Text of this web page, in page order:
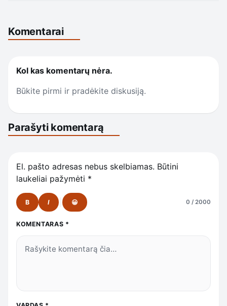
Komentarai
Kol kas komentarų nėra.
Būkite pirmi ir pradėkite diskusiją.
Parašyti komentarą
El. pašto adresas nebus skelbiamas. Būtini
laukeliai pažymėti *
B I 😀 0 / 2000
KOMENTARAS *